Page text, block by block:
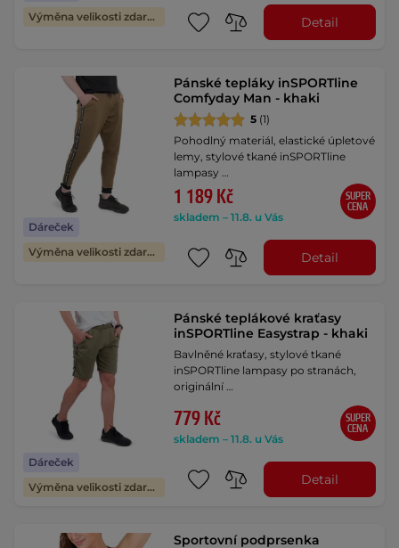
Výměna velikosti zdarma
Detail
Dáreček
Výměna velikosti zdarma
Pánské tepláky inSPORTline
Comfyday Man - khaki
5 (1)
Pohodlný materiál, elastické úpletové
lemy, stylové tkané inSPORTline
lampasy …
1 189 Kč
skladem – 11.8. u Vás
SUPER
CENA
Detail
Dáreček
Výměna velikosti zdarma
Pánské teplákové kraťasy
inSPORTline Easystrap - khaki
Bavlněné kraťasy, stylové tkané
inSPORTline lampasy po stranách,
originální …
779 Kč
skladem – 11.8. u Vás
SUPER
CENA
Detail
Sportovní podprsenka